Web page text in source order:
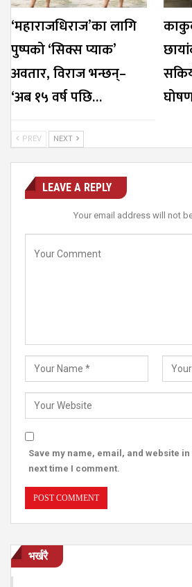
‘महाराजधिराज’का लागि
पुष्पको ‘सिक्स प्याक’
अवतार, विराज भन्छन्–
‘अब १५ वर्ष पछि…
PREV NEXT
LEAVE A REPLY
Your email address will not
Save my name, email, and website
next time I comment.
भर्खरै